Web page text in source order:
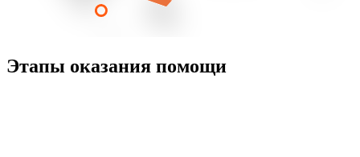
Этапы оказания помощи